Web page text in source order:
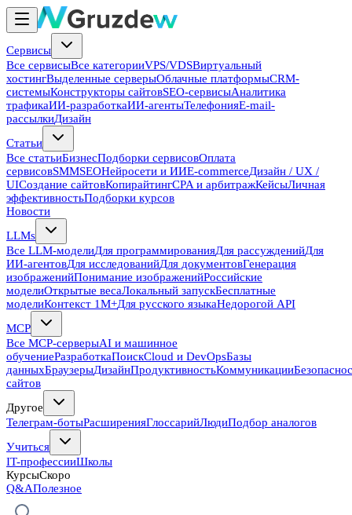
Сервисы
Все сервисыВсе категорииVPS/VDSВиртуальный
хостингВыделенные серверыОблачные платформыCRM-
системыКонструкторы сайтовSEO-сервисыАналитика
трафикаИИ-разработкаИИ-агентыТелефонияE-mail-
рассылкиДизайн
Статьи
Все статьиБизнесПодборки сервисовОплата
сервисовSMMSEOНейросети и ИИE-commerceДизайн / UX /
UIСоздание сайтовКопирайтингCPA и арбитражКейсыЛичная
эффективностьПодборки курсов
Новости
LLMs
Все LLM-моделиДля программированияДля рассужденийДля
ИИ-агентовДля исследованийДля документовГенерация
изображенийПонимание изображенийРоссийские
моделиОткрытые весаЛокальный запускБесплатные
моделиКонтекст 1M+Для русского языкаНедорогой API
MCP
Все MCP-серверыAI и машинное
обучениеРазработкаПоискCloud и DevOpsБазы
данныхБраузерыДизайнПродуктивностьКоммуникации
сайтов
Другое
Телеграм-ботыРасширенияГлоссарийЛюдиПодбор аналогов
Учиться
IT-профессииШколы
КурсыСкоро
Q&AПолезное